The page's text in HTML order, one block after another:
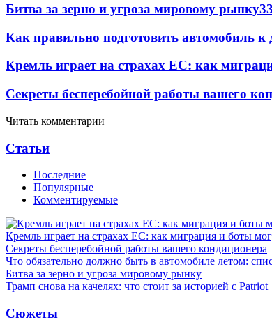
Битва за зерно и угроза мировому рынку
Как правильно подготовить автомобиль к
Кремль играет на страхах ЕС: как
Секреты бесперебойной работы вашего
Читать комментарии
Статьи
Последние
Популярные
Комментируемые
Кремль играет на страхах ЕС: как миграция и боты
Секреты бесперебойной работы вашего кондиционера
Что обязательно должно быть в автомобиле летом:
Битва за зерно и угроза мировому рынку
Трамп снова на качелях: что стоит за историей с Patriot
Сюжеты